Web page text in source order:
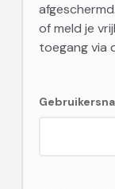
of meld je
toegang via